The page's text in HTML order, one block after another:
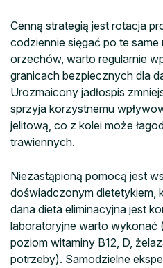
Cenną strategią jest rotacja
codziennie sięgać po te
orzechów, warto regularnie
granicach bezpiecznych dla
Urozmaicony jadłospis
sprzyja korzystnemu
jelitową, co z kolei może
trawiennych.
Niezastąpioną pomocą jest
doświadczonym dietetykiem,
dana dieta eliminacyjna jest
laboratoryjne warto wykonać
poziom witaminy B12, D,
potrzeby). Samodzielne